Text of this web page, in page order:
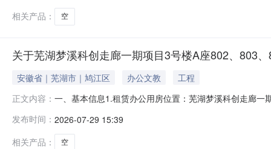
相关产品：
空
关于芜湖梦溪科创走廊一期项目3号楼A座802、803
安徽省｜芜湖市｜鸠江区 办公文教
工程
正文内容： 一、基本信息1.租赁办公用房位置：芜湖梦溪科创走廊
租赁费底价：3号楼A座802、803、804号办公用房租赁
发布时间： 2026-07-29 15:39
相关产品：
空